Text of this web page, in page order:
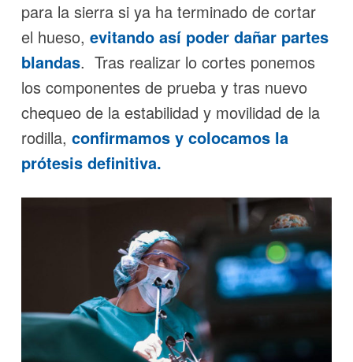
para la sierra si ya ha terminado de cortar
el hueso, evitando así poder dañar partes
blandas. Tras realizar lo cortes ponemos
los componentes de prueba y tras nuevo
chequeo de la estabilidad y movilidad de la
rodilla, confirmamos y colocamos la
prótesis definitiva.